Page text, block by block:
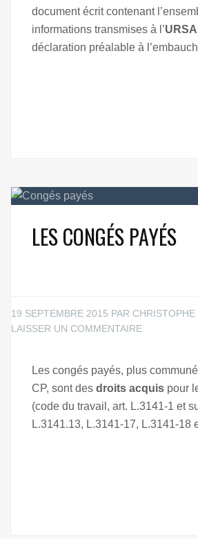
document écrit contenant
informations transmises à l’
déclaration préalable à
LES CONGÉS PAYÉS
19 SEPTEMBRE 2015 PAR
LAISSER UN COMMENTAIRE
Les congés payés, plus
CP, sont des droits acquis pour
(code du travail, art. L.3141-1 et
L.3141.13, L.3141-17, L.3141-18